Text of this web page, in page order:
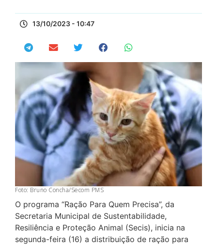
13/10/2023 - 10:47
Foto: Bruno Concha/Secom PMS
O programa “Ração Para Quem Precisa”, da
Secretaria Municipal de Sustentabilidade,
Resiliência e Proteção Animal (Secis), inicia na
segunda-feira (16) a distribuição de ração para